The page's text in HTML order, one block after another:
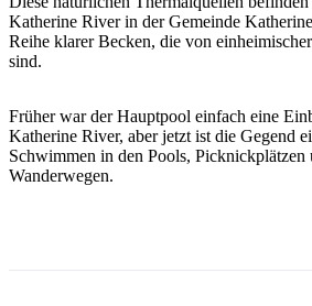
Sign
up
Katherine River in der Gemeinde
Reihe klarer Becken, die von
sind.
Früher war der Hauptpool einfach eine
Katherine River, aber jetzt ist die Gegend
Schwimmen in den Pools, Picknickplätzen
Wanderwegen.